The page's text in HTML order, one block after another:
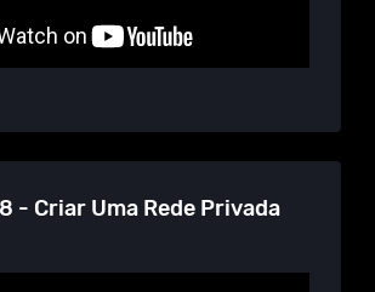
- Criar Uma Rede Privada